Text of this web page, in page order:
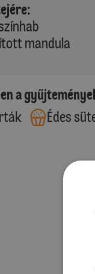
mandula
a
Édes